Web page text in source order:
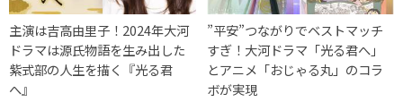
主演は吉高由里子！2024年大河
ドラマは源氏物語を生み出した
紫式部の人生を描く『光る君
へ』
”平安”つながりでベストマッチ
すぎ！大河ドラマ「光る君へ」
とアニメ「おじゃる丸」のコラ
ボが実現